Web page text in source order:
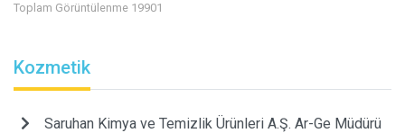
Toplam Görüntülenme 19901
Kozmetik
Saruhan Kimya ve Temizlik Ürünleri A.Ş. Ar-Ge Müdürü